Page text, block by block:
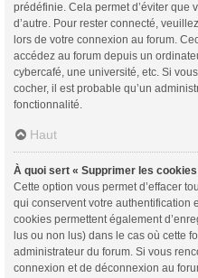
prédéfinie. Cela permet d’éviter que
d’autre. Pour rester connecté,
lors de votre connexion au forum.
accédez au forum depuis un
cybercafé, une université, etc. Si
cocher, il est probable qu’un
fonctionnalité.
Haut
À quoi sert « Supprimer les cookies
Cette option vous permet d’effacer
qui conservent votre authentification
cookies permettent également
lus ou non lus) dans le cas où cette
administrateur du forum. Si vous
connexion et de déconnexion au